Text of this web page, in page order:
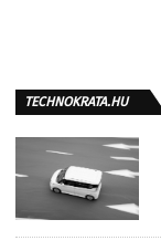
TECHNOKRATA.HU